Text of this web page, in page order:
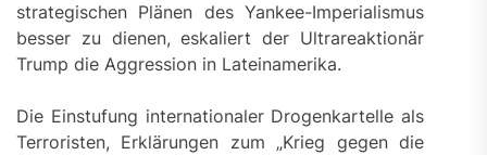
strategischen Plänen des Yankee-Imperialismus
besser zu dienen, eskaliert der Ultrareaktionär
Trump die Aggression in Lateinamerika.
Die Einstufung internationaler Drogenkartelle als
Terroristen, Erklärungen zum „Krieg gegen die